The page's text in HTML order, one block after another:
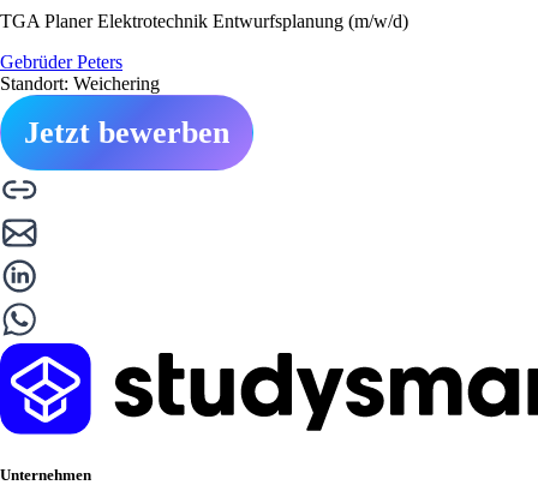
TGA Planer Elektrotechnik Entwurfsplanung (m/w/d)
Gebrüder Peters
Standort: Weichering
Jetzt bewerben
Unternehmen